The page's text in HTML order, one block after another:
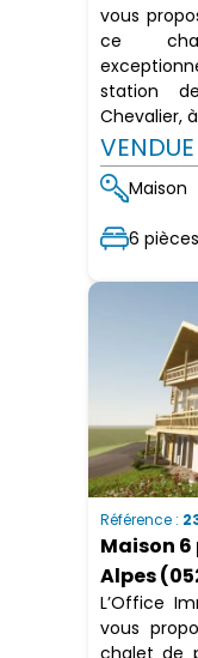
vous
ce
station
Chevalier,
VENDUE
Maison
6 pièces
Référence :
Maison 6
Alpes
L’Office
vous